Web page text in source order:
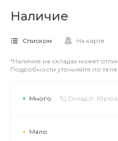
Наличие
Списком На карте
*Наличие на складах может
Подробности уточняйте по
Много 1Ц.Склад (г.
Мало